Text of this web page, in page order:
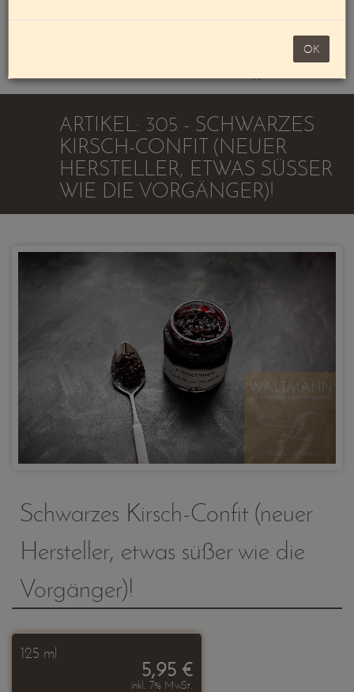
noch 100,00 €
Warenkorb
OK
ARTIKEL: 305 - SCHWARZES
KIRSCH-CONFIT (NEUER
HERSTELLER, ETWAS SÜSSER W
IE DIE VORGÄNGER)!
Schwarzes Kirsch-Confit (neuer
Hersteller, etwas süßer wie die
Vorgänger)!
125 ml
5,95 €
inkl. 7% MwSt.